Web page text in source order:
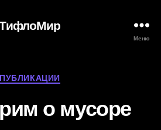
Меню
Рубрики
ПУБЛИКАЦИИ
о мусоре